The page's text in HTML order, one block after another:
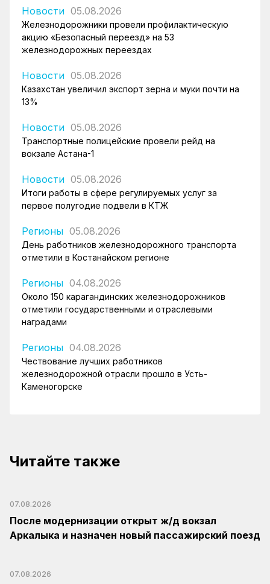
Новости 05.08.2026
Железнодорожники провели профилактическую
акцию «Безопасный переезд» на 53
железнодорожных переездах
Новости 05.08.2026
Казахстан увеличил экспорт зерна и муки почти на
13%
Новости 05.08.2026
Транспортные полицейские провели рейд на
вокзале Астана-1
Новости 05.08.2026
Итоги работы в сфере регулируемых услуг за
первое полугодие подвели в КТЖ
Регионы 05.08.2026
День работников железнодорожного транспорта
отметили в Костанайском регионе
Регионы 04.08.2026
Около 150 карагандинских железнодорожников
отметили государственными и отраслевыми
наградами
Регионы 04.08.2026
Чествование лучших работников
железнодорожной отрасли прошло в Усть-
Каменогорске
Читайте также
07.08.2026
После модернизации открыт ж/д вокзал
Аркалыка и назначен новый пассажирский поезд
07.08.2026